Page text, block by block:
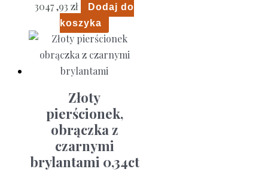
3047 ,93 zł
Dodaj do
koszyka
Złoty
pierścionek,
obrączka z
czarnymi
brylantami 0,34ct